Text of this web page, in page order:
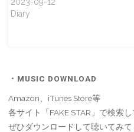
2023-09-12
Diary
・MUSIC DOWNLOAD
Amazon、iTunes Store等
各サイト「FAKE STAR」で検索
ぜひダウンロードして聴いてみ